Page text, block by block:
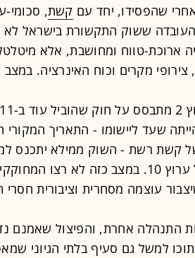
שהפסידו, יחד עם קשת,
ששוק התקשורת בישראל לא
ארוכת-טווח ומחושבת, אלא
צירופי מקרים וכוח האינרציה.
של קשת רשת - השוק ממילא יתכנס
רקע קשייו של ערוץ 10. במצב כזה לא
עוצמה מסחרית וציבורית חסרי
התנהלה אחרת, והפיצול שאמנם
למשל גם סעיף בלתי הגיוני